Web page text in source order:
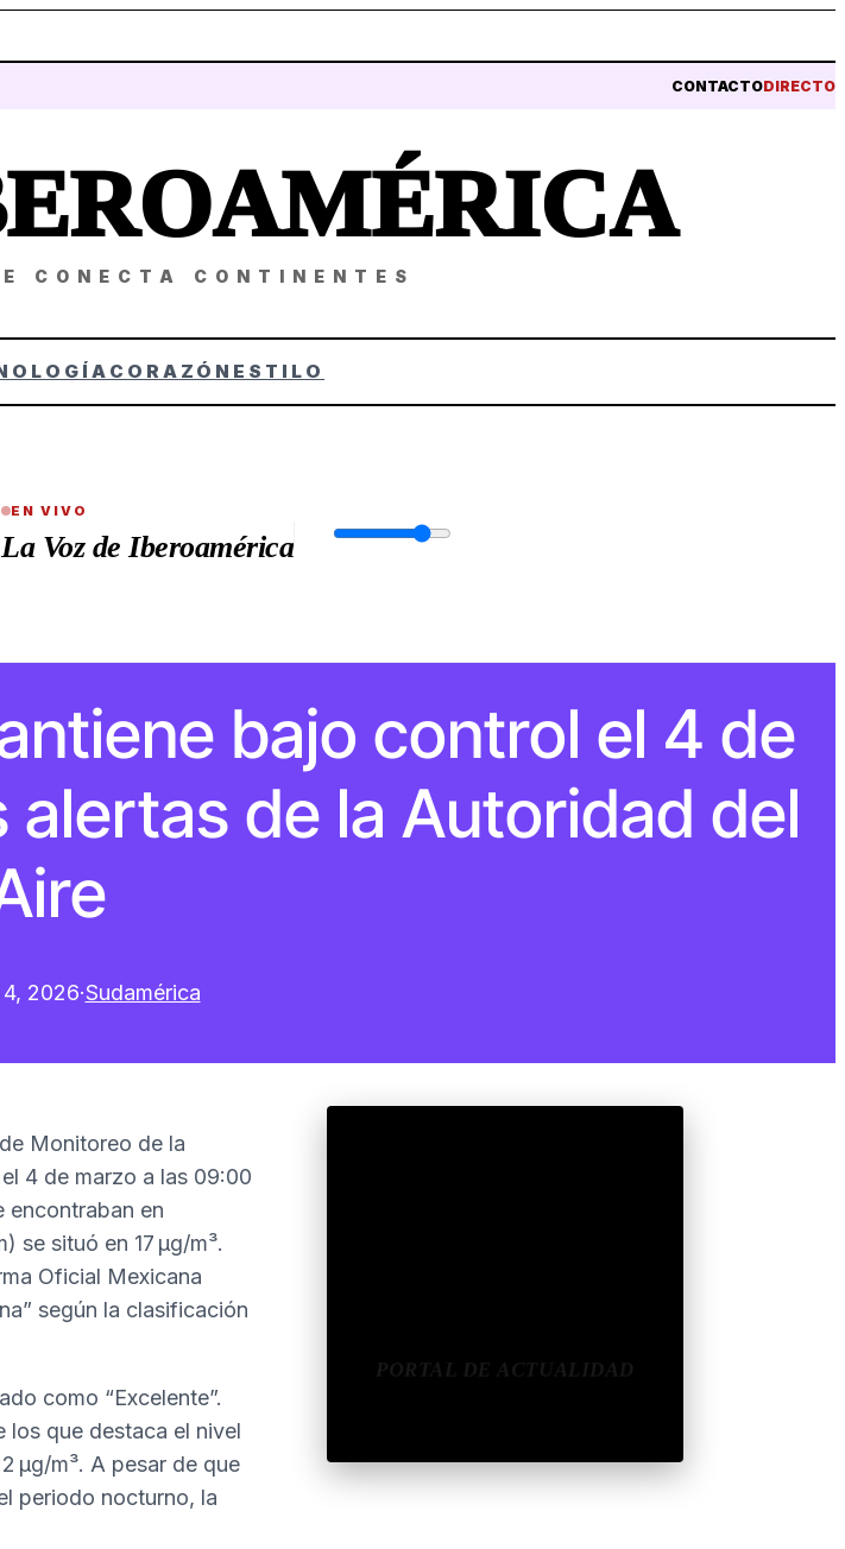
CONTACTODIRECTO
CONECTA CONTINENTES
CORAZÓN ESTILO
EN VIVO
La Voz de Iberoamérica
bajo control el 4 de
alertas de la Autoridad del
2026·Sudamérica
Monitoreo de la
4 de marzo a las 09:00
encontraban en
se situó en 17 µg/m³.
Oficial Mexicana
según la clasificación
como “Excelente”.
los que destaca el nivel
µg/m³. A pesar de que
periodo nocturno, la
CONTACTAR